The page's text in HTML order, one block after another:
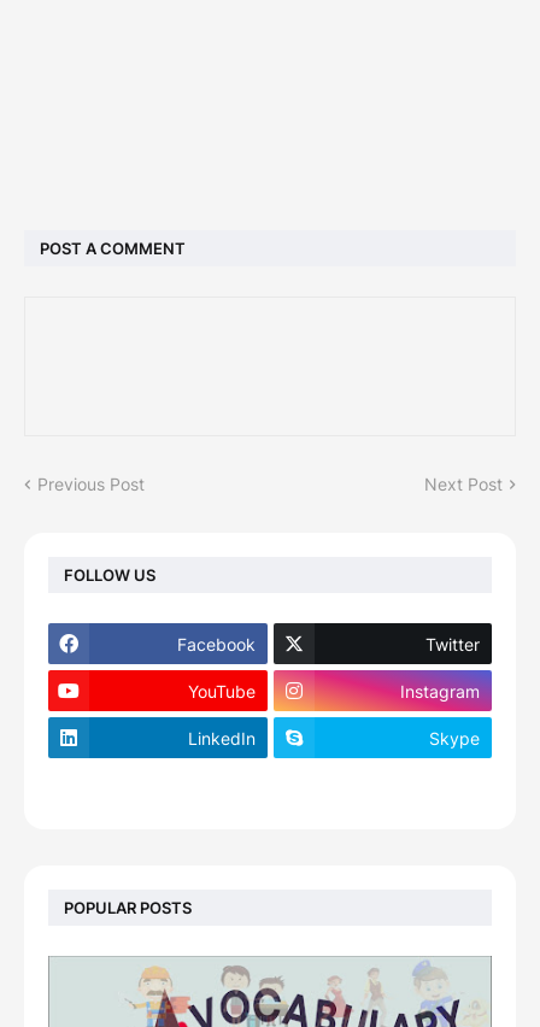
POST A COMMENT
Previous Post Next Post
FOLLOW US
Facebook Twitter
YouTube Instagram
LinkedIn Skype
POPULAR POSTS